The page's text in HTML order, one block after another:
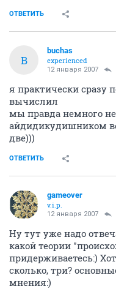
ОТВЕТИТЬ
B
buchas
experienced
12 января 2007
я практически сразу
вычислил
мы правда немного
айдидикудишником
две)))
ОТВЕТИТЬ
gameover
v.i.p.
12 января 2007
Ну тут уже надо
какой теории
придерживаетесь:)
сколько, три?
мнения:)